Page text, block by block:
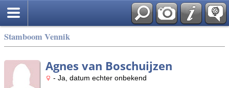
Stamboom Vennik
Agnes van Boschuijzen
- Ja, datum echter onbekend